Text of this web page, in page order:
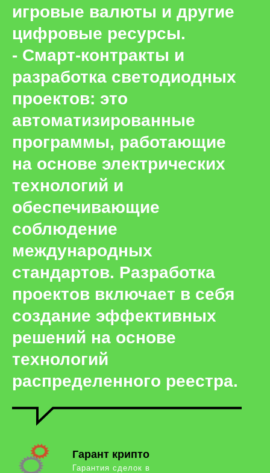
игровые валюты и другие
цифровые ресурсы.
- Смарт-контракты и
разработка светодиодных
проектов: это
автоматизированные
программы, работающие
на основе электрических
технологий и
обеспечивающие
соблюдение
международных
стандартов. Разработка
проектов включает в себя
создание эффективных
решений на основе
технологий
распределенного реестра.
Гарант крипто
Гарантия сделок в